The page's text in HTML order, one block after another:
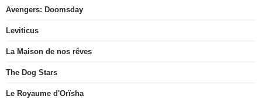
Avengers: Doomsday
Leviticus
La Maison de nos rêves
The Dog Stars
Le Royaume d'Orïsha